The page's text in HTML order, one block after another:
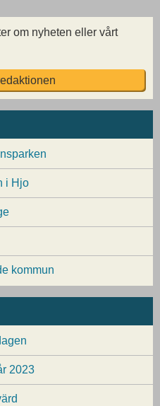
om nyheten eller vårt
i Hjo
kommun
2023